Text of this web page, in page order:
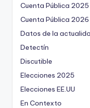
Cuenta Pública 2025
Cuenta Pública 2026
Datos de la
Detectín
Discutible
Elecciones 2025
Elecciones EE.UU
En Contexto